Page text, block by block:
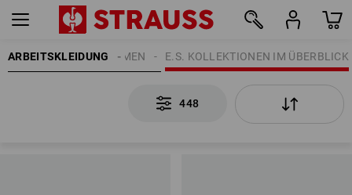
ARBEITSKLEIDUNG E.S. KOLLEKTIONEN IM ÜBERBLICK
THEMEN
HERREN
448